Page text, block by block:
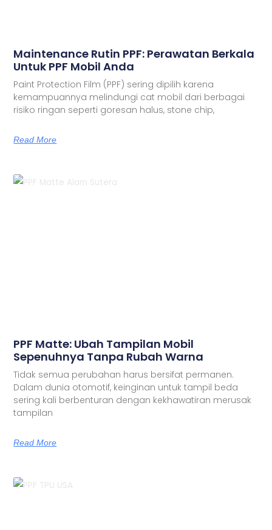
Maintenance Rutin PPF: Perawatan Berkala
Untuk PPF Mobil Anda
Paint Protection Film (PPF) sering dipilih karena
kemampuannya melindungi cat mobil dari berbagai
risiko ringan seperti goresan halus, stone chip,
Read More
PPF Matte: Ubah Tampilan Mobil
Sepenuhnya Tanpa Rubah Warna
Tidak semua perubahan harus bersifat permanen.
Dalam dunia otomotif, keinginan untuk tampil beda
sering kali berbenturan dengan kekhawatiran merusak
tampilan
Read More